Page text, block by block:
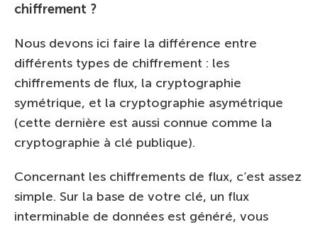
chiffrement ?
Nous devons ici faire la différence entre
différents types de chiffrement : les
chiffrements de flux, la cryptographie
symétrique, et la cryptographie asymétrique
(cette dernière est aussi connue comme la
cryptographie à clé publique).
Concernant les chiffrements de flux, c’est assez
simple. Sur la base de votre clé, un flux
interminable de données est généré, vous